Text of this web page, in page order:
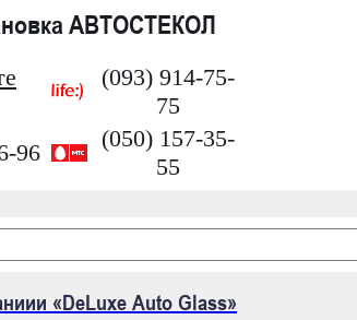
АВТОСТЕКОЛ
(093) 914-75-
75
96
(050) 157-35-
55
«DeLuxe Auto Glass»